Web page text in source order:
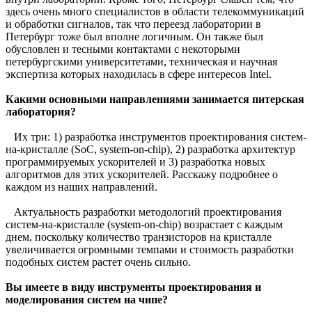
здесь очень много специалистов в области телекоммуникаций
и обработки сигналов, так что переезд лаборатории в
Петербург тоже был вполне логичным. Он также был
обусловлен и тесными контактами с некоторыми
петербургскими университетами, техническая и научная
экспертиза которых находилась в сфере интересов Intel.
Какими основными направлениями занимается питерская
лаборатория?
Их три: 1) разработка инструментов проектирования систем-
на-кристалле (SoC, system-on-chip), 2) разработка архитектур
программируемых ускорителей и 3) разработка новых
алгоритмов для этих ускорителей. Расскажу подробнее о
каждом из наших направлений.
Актуальность разработки методологий проектирования
систем-на-кристалле (system-on-chip) возрастает с каждым
днем, поскольку количество транзисторов на кристалле
увеличивается огромными темпами и стоимость разработки
подобных систем растет очень сильно.
Вы имеете в виду инструменты проектирования и
моделирования систем на чипе?